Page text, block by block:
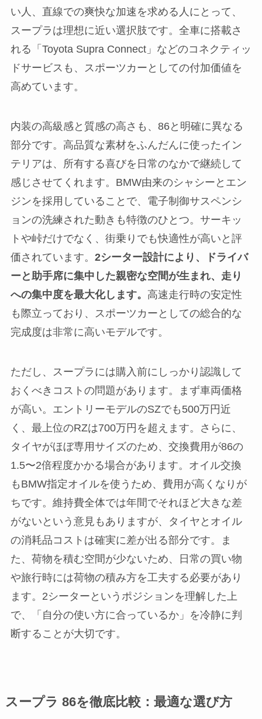
い人、直線での爽快な加速を求める人にとって、
スープラは理想に近い選択肢です。全車に搭載さ
れる「Toyota Supra Connect」などのコネクティッ
ドサービスも、スポーツカーとしての付加価値を
高めています。
内装の高級感と質感の高さも、86と明確に異なる
部分です。高品質な素材をふんだんに使ったイン
テリアは、所有する喜びを日常のなかで継続して
感じさせてくれます。BMW由来のシャシーとエン
ジンを採用していることで、電子制御サスペンシ
ョンの洗練された動きも特徴のひとつ。サーキッ
トや峠だけでなく、街乗りでも快適性が高いと評
価されています。 2シーター設計により、ドライバ
ーと助手席に集中した親密な空間が生まれ、走り
への集中度を最大化します。 高速走行時の安定性
も際立っており、スポーツカーとしての総合的な
完成度は非常に高いモデルです。
ただし、スープラには購入前にしっかり認識して
おくべきコストの問題があります。まず車両価格
が高い。エントリーモデルのSZでも500万円近
く、最上位のRZは700万円を超えます。さらに、
タイヤがほぼ専用サイズのため、交換費用が86の
1.5〜2倍程度かかる場合があります。オイル交換
もBMW指定オイルを使うため、費用が高くなりが
ちです。維持費全体では年間でそれほど大きな差
がないという意見もありますが、タイヤとオイル
の消耗品コストは確実に差が出る部分です。ま
た、荷物を積む空間が少ないため、日常の買い物
や旅行時には荷物の積み方を工夫する必要があり
ます。2シーターというポジションを理解した上
で、「自分の使い方に合っているか」を冷静に判
断することが大切です。
スープラ 86を徹底比較：最適な選び方